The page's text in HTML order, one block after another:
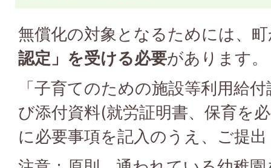
無償化の対象となるためには、
認定」を受ける必要があります。
「子育てのための施設等利用給
び添付資料(就労証明書、保育を
に必要事項を記入のうえ、ご提